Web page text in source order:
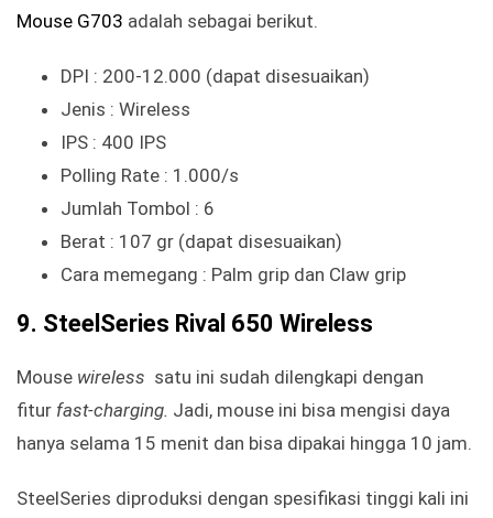
Mouse G703 adalah sebagai berikut.
DPI : 200-12.000 (dapat disesuaikan)
Jenis : Wireless
IPS : 400 IPS
Polling Rate : 1.000/s
Jumlah Tombol : 6
Berat : 107 gr (dapat disesuaikan)
Cara memegang : Palm grip dan Claw grip
9. SteelSeries Rival 650 Wireless
Mouse wireless satu ini sudah dilengkapi dengan
fitur fast-charging. Jadi, mouse ini bisa mengisi daya
hanya selama 15 menit dan bisa dipakai hingga 10 jam.
SteelSeries diproduksi dengan spesifikasi tinggi kali ini